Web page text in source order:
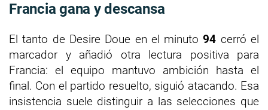
Francia gana y descansa
El tanto de Desire Doue en el minuto94 cerró el
marcador y añadió otra lectura positiva para
Francia: el equipo mantuvo ambición hasta el
final. Con el partido resuelto, siguió atacando. Esa
insistencia suele distinguir a las selecciones que